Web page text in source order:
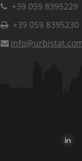
+39 059 8395229
+39 059 8395230